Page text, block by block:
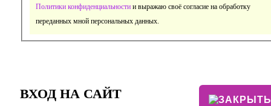
Политики конфиденциальности и выражаю своё согласие на обработку
переданных мной персональных данных.
ВХОД НА САЙТ